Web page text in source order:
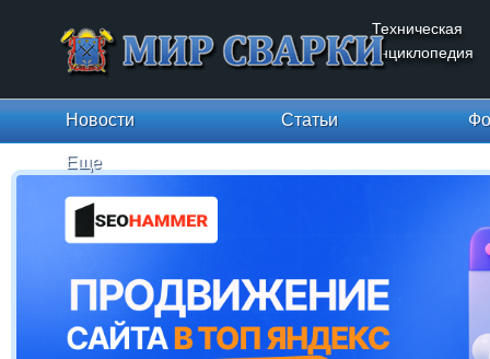
Техническая
энциклопедия
Новости Статьи
Еще